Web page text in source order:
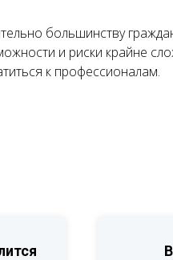
большинству
и риски крайне
к профессионалам.